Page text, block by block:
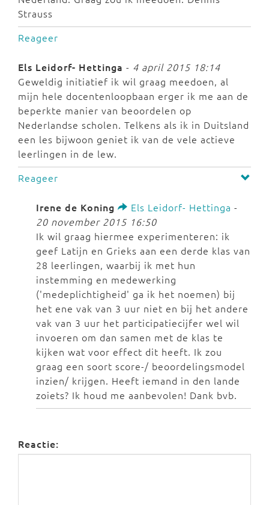
Strauss
Reageer
Els Leidorf- Hettinga - 4 april 2015 18:14
Geweldig initiatief ik wil graag meedoen, al
mijn hele docentenloopbaan erger ik me aan de
beperkte manier van beoordelen op
Nederlandse scholen. Telkens als ik in Duitsland
een les bijwoon geniet ik van de vele actieve
leerlingen in de lew.
Reageer
Irene de Koning Els Leidorf- Hettinga -
20 november 2015 16:50
Ik wil graag hiermee experimenteren: ik
geef Latijn en Grieks aan een derde klas van
28 leerlingen, waarbij ik met hun
instemming en medewerking
('medeplichtigheid' ga ik het noemen) bij
het ene vak van 3 uur niet en bij het andere
vak van 3 uur het participatiecijfer wel wil
invoeren om dan samen met de klas te
kijken wat voor effect dit heeft. Ik zou
graag een soort score-/ beoordelingsmodel
inzien/ krijgen. Heeft iemand in den lande
zoiets? Ik houd me aanbevolen! Dank bvb.
Reactie: